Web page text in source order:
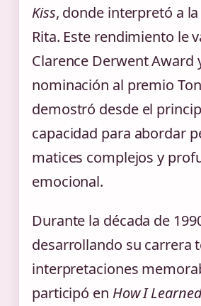
Kiss, donde interpretó a
Rita. Este rendimiento le
Clarence Derwent Award
nominación al premio
demostró desde el
capacidad para abordar
matices complejos y
emocional.
Durante la década de
desarrollando su carrera
interpretaciones
participó en How I